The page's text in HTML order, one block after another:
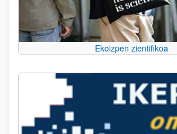
Ekoizpen zientifikoa